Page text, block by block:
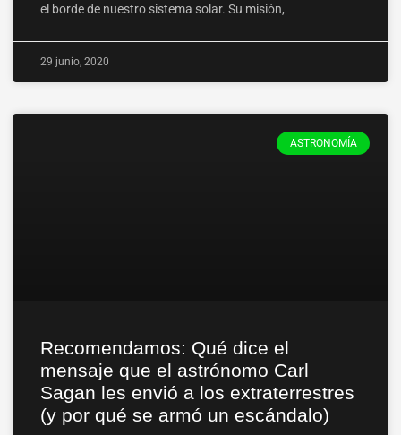
el borde de nuestro sistema solar. Su misión,
29 junio, 2020
ASTRONOMÍA
Recomendamos: Qué dice el
mensaje que el astrónomo Carl
Sagan les envió a los extraterrestres
(y por qué se armó un escándalo)